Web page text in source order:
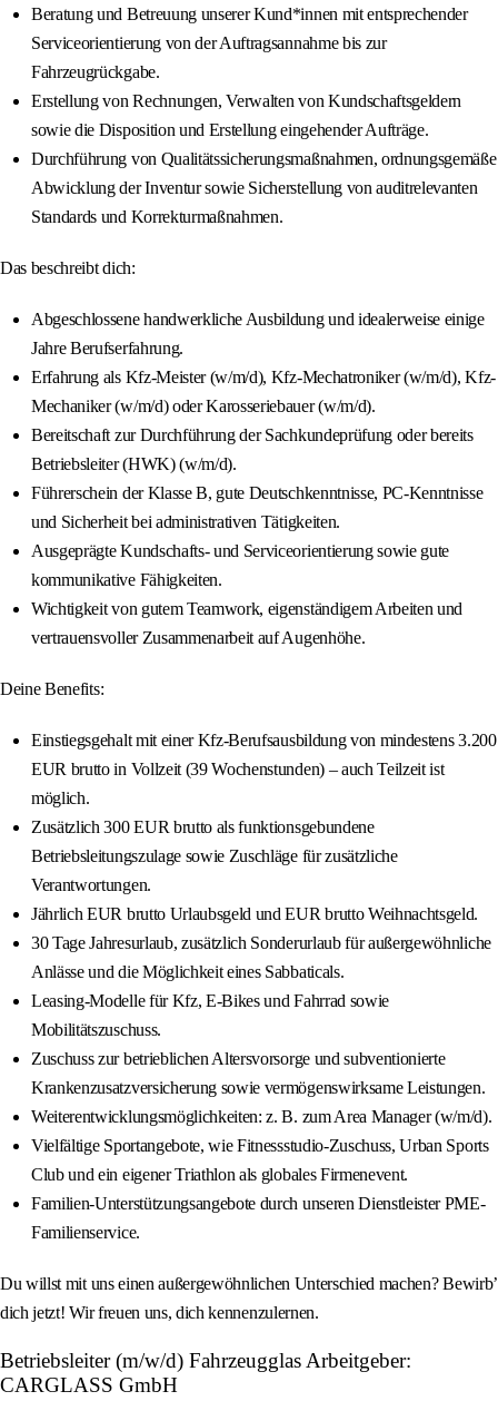
Beratung und Betreuung unserer Kund*innen mit entsprechender
Serviceorientierung von der Auftragsannahme bis zur
Fahrzeugrückgabe.
Erstellung von Rechnungen, Verwalten von Kundschaftsgeldern
sowie die Disposition und Erstellung eingehender Aufträge.
Durchführung von Qualitätssicherungsmaßnahmen, ordnungsgemäße
Abwicklung der Inventur sowie Sicherstellung von auditrelevanten
Standards und Korrekturmaßnahmen.
Das beschreibt dich:
Abgeschlossene handwerkliche Ausbildung und idealerweise einige
Jahre Berufserfahrung.
Erfahrung als Kfz-Meister (w/m/d), Kfz-Mechatroniker (w/m/d), Kfz-
Mechaniker (w/m/d) oder Karosseriebauer (w/m/d).
Bereitschaft zur Durchführung der Sachkundeprüfung oder bereits
Betriebsleiter (HWK) (w/m/d).
Führerschein der Klasse B, gute Deutschkenntnisse, PC-Kenntnisse
und Sicherheit bei administrativen Tätigkeiten.
Ausgeprägte Kundschafts- und Serviceorientierung sowie gute
kommunikative Fähigkeiten.
Wichtigkeit von gutem Teamwork, eigenständigem Arbeiten und
vertrauensvoller Zusammenarbeit auf Augenhöhe.
Deine Benefits:
Einstiegsgehalt mit einer Kfz-Berufsausbildung von mindestens 3.200
EUR brutto in Vollzeit (39 Wochenstunden) – auch Teilzeit ist
möglich.
Zusätzlich 300 EUR brutto als funktionsgebundene
Betriebsleitungszulage sowie Zuschläge für zusätzliche
Verantwortungen.
Jährlich EUR brutto Urlaubsgeld und EUR brutto Weihnachtsgeld.
30 Tage Jahresurlaub, zusätzlich Sonderurlaub für außergewöhnliche
Anlässe und die Möglichkeit eines Sabbaticals.
Leasing-Modelle für Kfz, E-Bikes und Fahrrad sowie
Mobilitätszuschuss.
Zuschuss zur betrieblichen Altersvorsorge und subventionierte
Krankenzusatzversicherung sowie vermögenswirksame Leistungen.
Weiterentwicklungsmöglichkeiten: z. B. zum Area Manager (w/m/d).
Vielfältige Sportangebote, wie Fitnessstudio-Zuschuss, Urban Sports
Club und ein eigener Triathlon als globales Firmenevent.
Familien-Unterstützungsangebote durch unseren Dienstleister PME-
Familienservice.
Du willst mit uns einen außergewöhnlichen Unterschied machen? Bewirb’
dich jetzt! Wir freuen uns, dich kennenzulernen.
Betriebsleiter (m/w/d) Fahrzeugglas Arbeitgeber:
CARGLASS GmbH